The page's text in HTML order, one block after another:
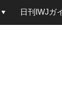
日刊IWJガ